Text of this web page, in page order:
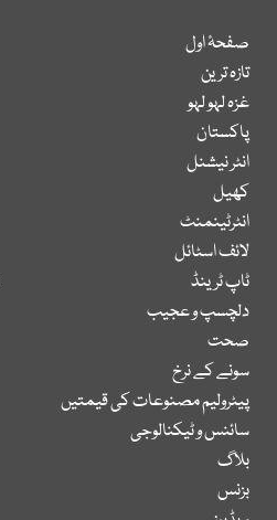
صفحۂ اول
تازہ ترین
غزہ لہو لہو
پاکستان
انٹر نیشنل
کھیل
انٹرٹینمنٹ
لائف اسٹائل
ٹاپ ٹرینڈ
دلچسپ و عجیب
صحت
سونے کے نرخ
پیٹرولیم مصنوعات کی قیمتیں
سائنس و ٹیکنالوجی
بلاگ
بزنس